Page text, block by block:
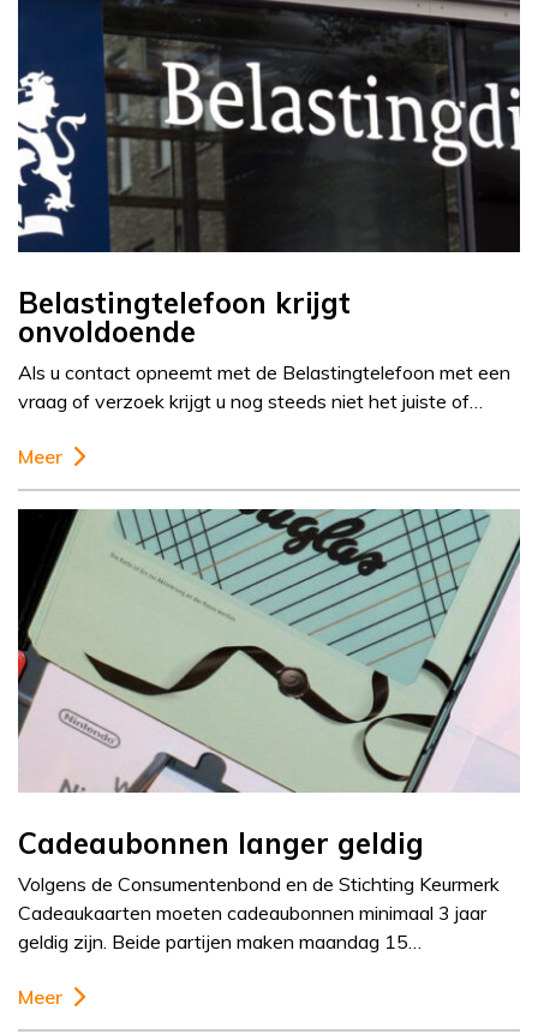
Belastingtelefoon krijgt
onvoldoende
Als u contact opneemt met de Belastingtelefoon met een
vraag of verzoek krijgt u nog steeds niet het juiste of…
Meer
Cadeaubonnen langer geldig
Volgens de Consumentenbond en de Stichting Keurmerk
Cadeaukaarten moeten cadeaubonnen minimaal 3 jaar
geldig zijn. Beide partijen maken maandag 15…
Meer